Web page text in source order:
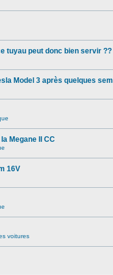
tuyau peut donc bien servir ??
Model 3 après quelques
Megane II CC
16V
voitures